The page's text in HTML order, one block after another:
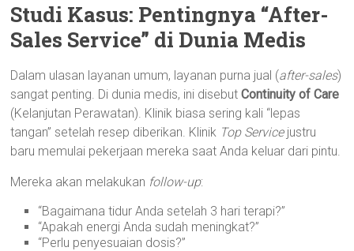
Studi Kasus: Pentingnya “After-
Sales Service” di Dunia Medis
Dalam ulasan layanan umum, layanan purna jual (after-sales)
sangat penting. Di dunia medis, ini disebutContinuity of Care
(Kelanjutan Perawatan). Klinik biasa sering kali “lepas
tangan” setelah resep diberikan. Klinik Top Servicejustru
baru memulai pekerjaan mereka saat Anda keluar dari pintu.
Mereka akan melakukan follow-up:
“Bagaimana tidur Anda setelah 3 hari terapi?”
“Apakah energi Anda sudah meningkat?”
“Perlu penyesuaian dosis?”